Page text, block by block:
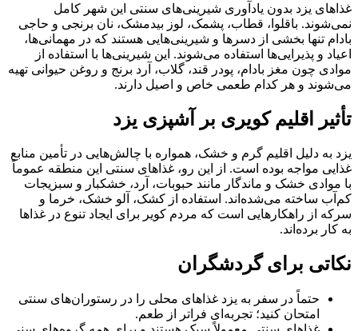
غذاهای یزد بدون یادآوری شیرینی‌های سنتی این شهر کامل
نمی‌شوند. باقلوا، قطاب، پشمک، لوز بیدمشک، نان برنجی و حاجی
بادام تنها بخشی از دسرها و شیرینی‌هایی هستند که در مهمانی‌ها،
اعیاد و پذیرایی‌ها استفاده می‌شوند. این شیرینی‌ها با استفاده از
موادی چون مغز بادام، پودر قند، گلاب، آرد برنج و روغن حیوانی تهیه
می‌شوند و هر کدام طعمی خاص و اصیل دارند.
تأثیر اقلیم کویری بر آشپزی یزد
یزد به دلیل اقلیم گرم و خشک، همواره با چالش‌هایی در تأمین منابع
غذایی مواجه بوده است. از این رو، غذاهای سنتی این منطقه عموماً
با موادی خشک و ماندگار مانند حبوبات، آرد، خشکبار و سبزیجات
کم‌آب ساخته می‌شده‌اند. استفاده از کشک، آلو خشک، خرما و
سرکه از راهکارهایی است که مردم کویر برای ایجاد تنوع در غذاها
به کار برده‌اند.
نکاتی برای گردشگران
حتماً در سفر به یزد غذاهای محلی را در رستوران‌های سنتی
امتحان کنید؛ تجربه‌ای فراتر از طعم.